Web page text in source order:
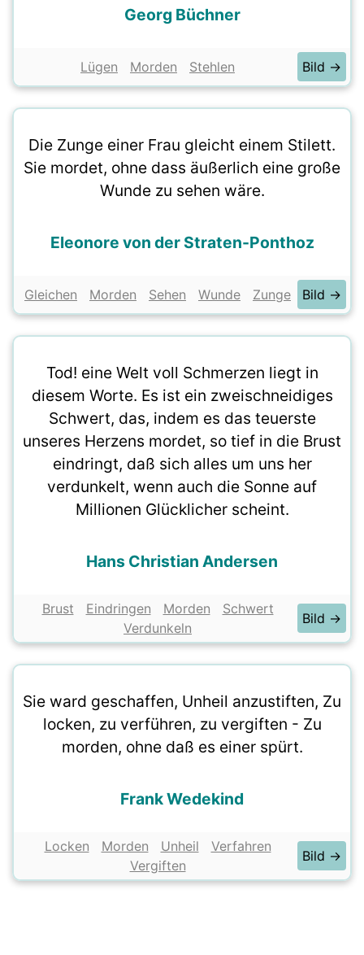
Georg Büchner
Lügen Morden Stehlen Bild →
Die Zunge einer Frau gleicht einem Stilett.
Sie mordet, ohne dass äußerlich eine große
Wunde zu sehen wäre.
Eleonore von der Straten-Ponthoz
Gleichen Morden Sehen Wunde Zunge Bild →
Tod! eine Welt voll Schmerzen liegt in
diesem Worte. Es ist ein zweischneidiges
Schwert, das, indem es das teuerste
unseres Herzens mordet, so tief in die Brust
eindringt, daß sich alles um uns her
verdunkelt, wenn auch die Sonne auf
Millionen Glücklicher scheint.
Hans Christian Andersen
Brust Eindringen Morden
Schwert
Verdunkeln
Bild →
Sie ward geschaffen, Unheil anzustiften, Zu
locken, zu verführen, zu vergiften - Zu
morden, ohne daß es einer spürt.
Frank Wedekind
Locken Morden Unheil
Verfahren
Vergiften
Bild →